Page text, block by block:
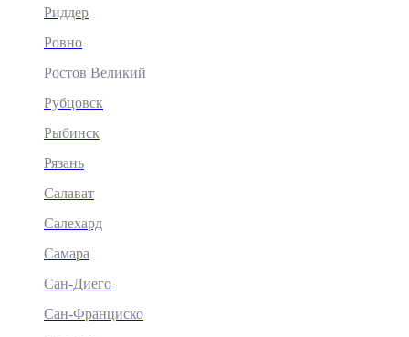
Риддер
Ровно
Ростов Великий
Рубцовск
Рыбинск
Рязань
Салават
Салехард
Самара
Сан-Диего
Сан-Франциско